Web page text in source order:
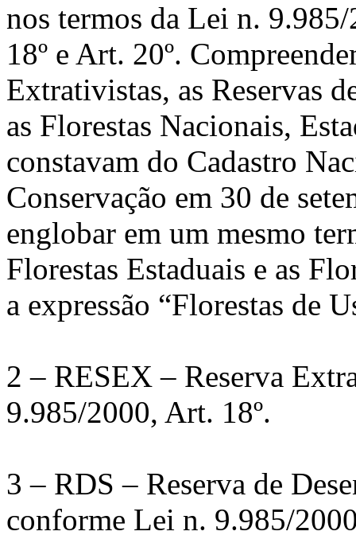
nos termos da Lei n.
18º e Art. 20º.
Extrativistas, as Reservas
as Florestas Nacionais,
constavam do Cadastro
Conservação em 30 de
englobar em um mesmo
Florestas Estaduais e as
a expressão “Florestas de
2 – RESEX – Reserva
9.985/2000, Art. 18º.
3 – RDS – Reserva de
conforme Lei n. 9.985/